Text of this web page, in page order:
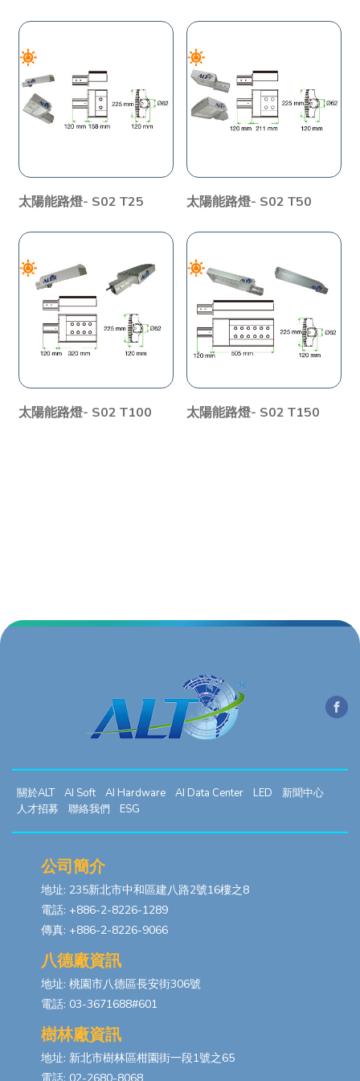
太陽能路燈- S02 T25 太陽能路燈- S02 T50
太陽能路燈- S02 T100 太陽能路燈- S02 T150
關於ALT AI Soft AI Hardware AI Data Center LED
新聞中心
人才招募
聯絡我們 ESG
公司簡介
地址: 235新北市中和區建八路2號16樓之8
電話: +886-2-8226-1289
傳真: +886-2-8226-9066
八德廠資訊
地址: 桃園市八德區長安街306號
電話: 03-3671688#601
樹林廠資訊
地址: 新北市樹林區柑園街一段1號之65